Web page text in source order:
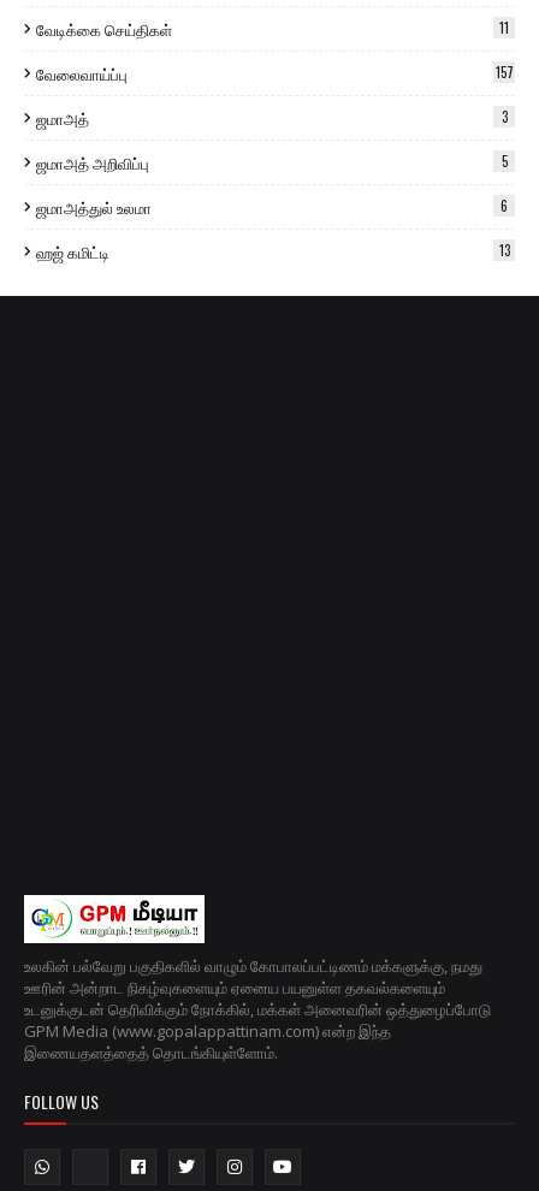
வேடிக்கை செய்திகள் 11
வேலைவாய்ப்பு 157
ஜமாஅத் 3
ஜமாஅத் அறிவிப்பு 5
ஜமாஅத்துல் உலமா 6
ஹஜ் கமிட்டி 13
உலகின் பல்வேறு பகுதிகளில் வாழும் கோபாலப்பட்டிணம் மக்களுக்கு, நமது
ஊரின் அன்றாட நிகழ்வுகளையும் ஏனைய பயனுள்ள தகவல்களையும்
உடனுக்குடன் தெரிவிக்கும் நோக்கில், மக்கள் அனைவரின் ஒத்துழைப்போடு
GPM Media (www.gopalappattinam.com) என்ற இந்த
இணையதளத்தைத் தொடங்கியுள்ளோம்.
FOLLOW US